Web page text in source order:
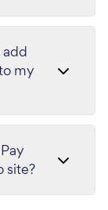
my
site?